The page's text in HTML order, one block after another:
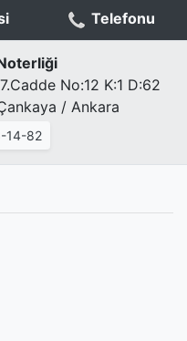
Telefonu
No:12 K:1 D:62
/ Ankara
14-82